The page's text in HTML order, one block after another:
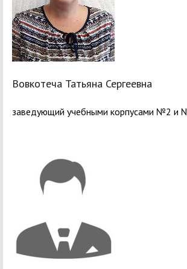
Вовкотеча Татьяна Сергеевна
заведующий учебными корпусами №2 и